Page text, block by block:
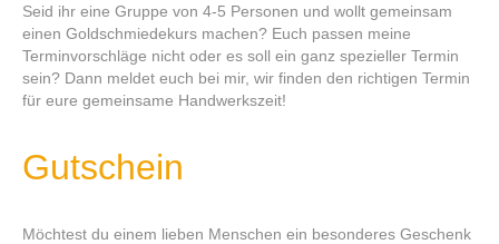
Seid ihr eine Gruppe von 4-5 Personen und wollt gemeinsam
einen Goldschmiedekurs machen? Euch passen meine
Terminvorschläge nicht oder es soll ein ganz spezieller Termin
sein? Dann meldet euch bei mir, wir finden den richtigen Termin
für eure gemeinsame Handwerkszeit!
Gutschein
Möchtest du einem lieben Menschen ein besonderes Geschenk